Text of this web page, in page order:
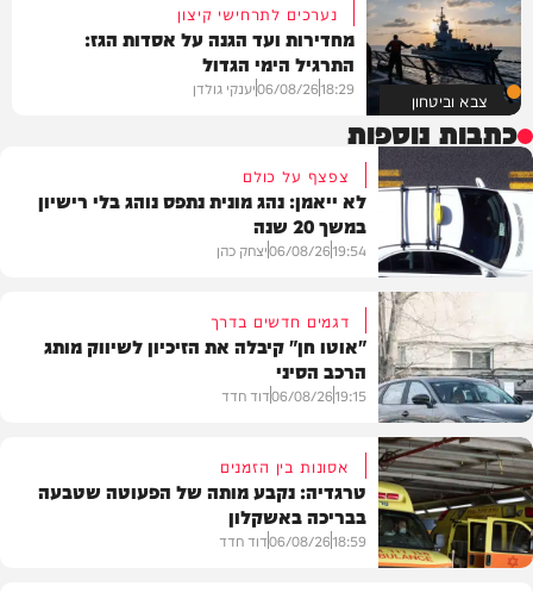
צבא וביטחון
נערכים לתרחישי קיצון
מחדירות ועד הגנה על אסדות הגז:
התרגיל הימי הגדול
18:29
06/08/26יענקי גולדן
כתבות נוספות
משטרה
צפצף על כולם
לא ייאמן: נהג מונית נתפס נוהג בלי רישיון
במשך 20 שנה
19:54
06/08/26יצחק כהן
רכב
דגמים חדשים בדרך
"אוטו חן" קיבלה את הזיכיון לשיווק מותג
הרכב הסיני
19:15
06/08/26דוד חדד
אסונות בין הזמנים
טרגדיה: נקבע מותה של הפעוטה שטבעה
בבריכה באשקלון
18:59
06/08/26דוד חדד